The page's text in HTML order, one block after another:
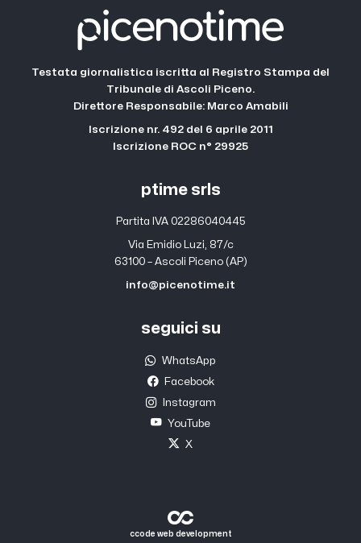
Testata giornalistica iscritta al Registro Stampa del
Tribunale di Ascoli Piceno.
Direttore Responsabile: Marco Amabili
Iscrizione nr. 492 del 6 aprile 2011
Iscrizione ROC n° 29925
ptime srls
Partita IVA 02286040445
Via Emidio Luzi, 87/c
63100 – Ascoli Piceno (AP)
info@picenotime.it
seguici su
WhatsApp
Facebook
Instagram
YouTube
X
ccode web development